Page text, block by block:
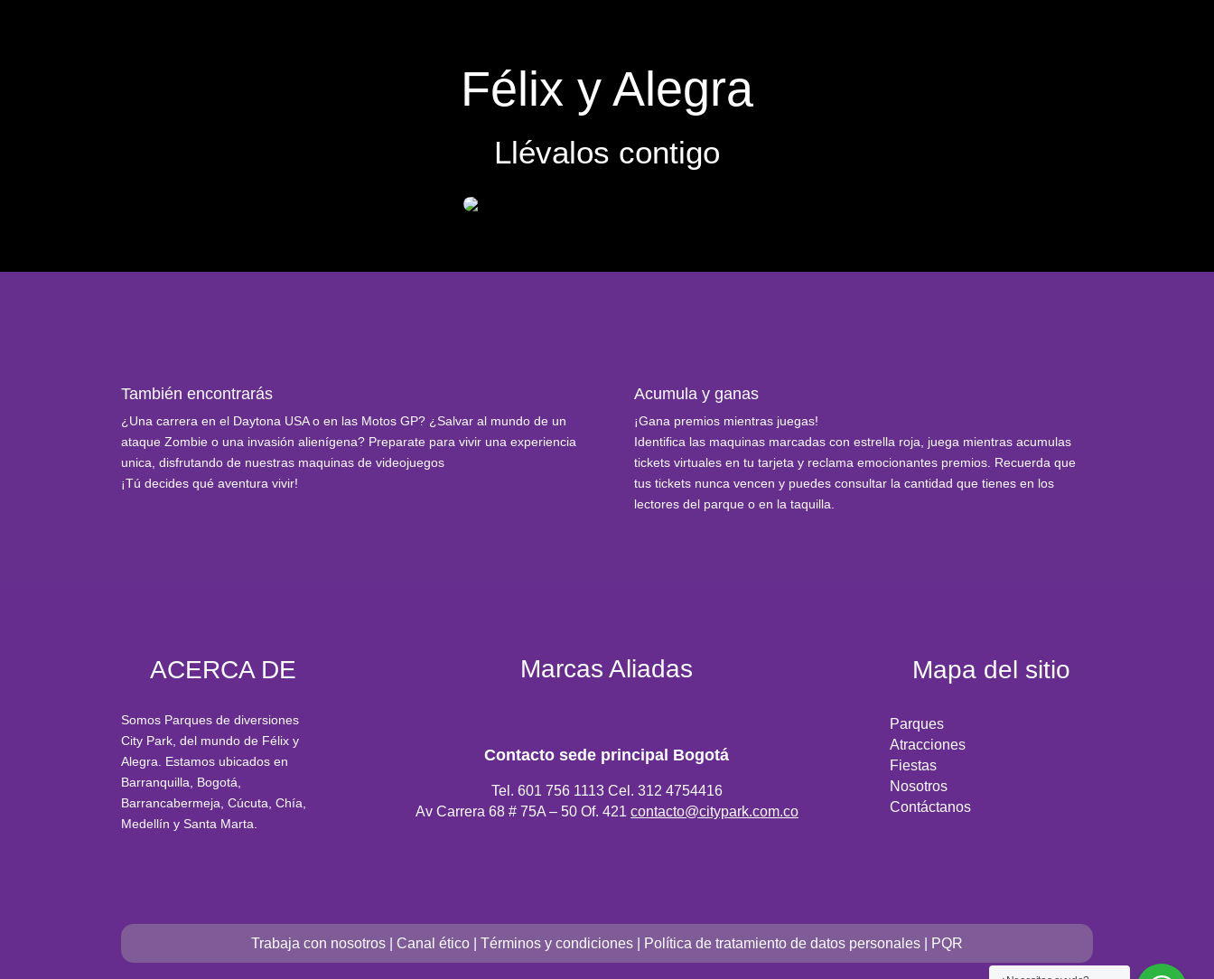
Félix y Alegra
Llévalos contigo
También encontrarás
¿Una carrera en el Daytona USA o en las Motos GP? ¿Salvar al mundo de un
ataque Zombie o una invasión alienígena? Preparate para vivir una experiencia
unica, disfrutando de nuestras maquinas de videojuegos
¡Tú decides qué aventura vivir!
Acumula y ganas
¡Gana premios mientras juegas!
Identifica las maquinas marcadas con estrella roja, juega mientras acumulas
tickets virtuales en tu tarjeta y reclama emocionantes premios. Recuerda que
tus tickets nunca vencen y puedes consultar la cantidad que tienes en los
lectores del parque o en la taquilla.
ACERCA DE
Somos Parques de diversiones
City Park, del mundo de Félix y
Alegra. Estamos ubicados en
Barranquilla, Bogotá,
Barrancabermeja, Cúcuta, Chía,
Medellín y Santa Marta.
Marcas Aliadas
Contacto sede principal Bogotá
Tel. 601 756 1113 Cel. 312 4754416
Av Carrera 68 # 75A – 50 Of. 421 contacto@citypark.com.co
Mapa del sitio
Parques
Atracciones
Fiestas
Nosotros
Contáctanos
Trabaja con nosotros Canal ético Términos y condiciones | Política de tratamiento de datos personales PQR